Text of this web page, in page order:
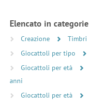
Elencato in categorie
Creazione Timbri
Giocattoli per tipo
Giocattoli per età
anni
Giocattoli per età